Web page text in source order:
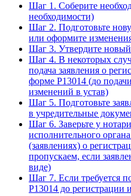
Шаг 1. Соберите
необходимости)
Шаг 2. Подготовьте
или оформите
Шаг 3. Утвердите
Шаг 4. В некоторых
подача заявления о
форме Р13014 (до
изменений в устав)
Шаг 5. Подготовьте
в учредительные
Шаг 6. Заверьте у
исполнительного
(заявлениях) о
пропускаем, если
виде)
Шаг 7. Если требуется
P13014 до регистрации